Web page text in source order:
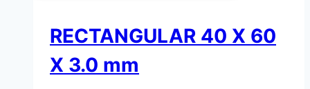
RECTANGULAR 40 X 60
X 3.0 mm